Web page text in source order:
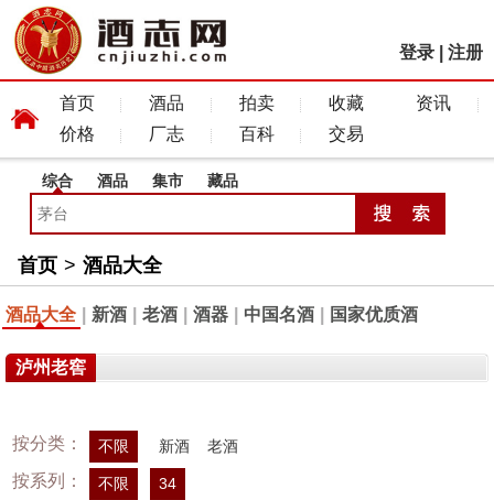
登录 注册
首页 酒品 拍卖 收藏
资讯
价格
厂志 百科 交易
综合 酒品 集市 藏品
首页 > 酒品大全
酒品大全 新酒 老酒 酒器 中国名酒 国家优质酒
泸州老窖
按分类： 不限 新酒 老酒
按系列： 不限 34